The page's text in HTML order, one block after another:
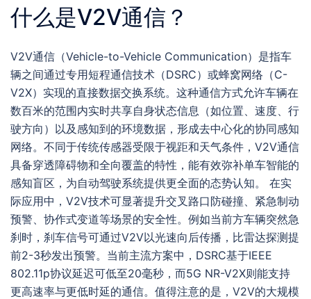
什么是V2V通信？
V2V通信（Vehicle-to-Vehicle Communication）是指车
辆之间通过专用短程通信技术（DSRC）或蜂窝网络（C-
V2X）实现的直接数据交换系统。这种通信方式允许车辆在
数百米的范围内实时共享自身状态信息（如位置、速度、行
驶方向）以及感知到的环境数据，形成去中心化的协同感知
网络。不同于传统传感器受限于视距和天气条件，V2V通信
具备穿透障碍物和全向覆盖的特性，能有效弥补单车智能的
感知盲区，为自动驾驶系统提供更全面的态势认知。 在实
际应用中，V2V技术可显著提升交叉路口防碰撞、紧急制动
预警、协作式变道等场景的安全性。例如当前方车辆突然急
刹时，刹车信号可通过V2V以光速向后传播，比雷达探测提
前2-3秒发出预警。当前主流方案中，DSRC基于IEEE
802.11p协议延迟可低至20毫秒，而5G NR-V2X则能支持
更高速率与更低时延的通信。值得注意的是，V2V的大规模